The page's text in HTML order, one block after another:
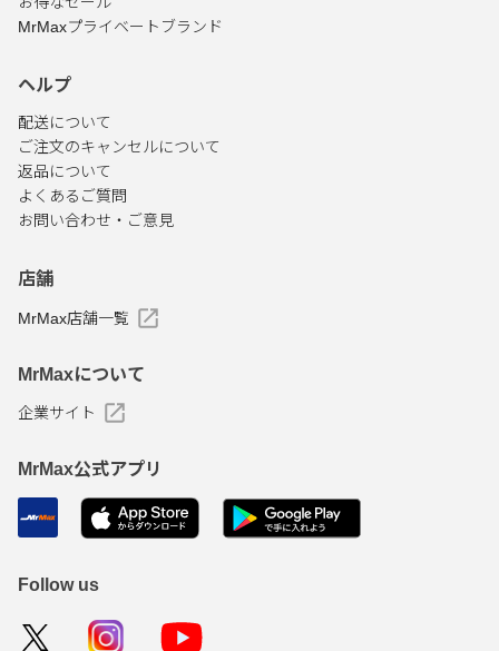
MrMaxプライベートブランド
ヘルプ
配送について
ご注文のキャンセルについて
返品について
よくあるご質問
お問い合わせ・ご意見
店舗
MrMax店舗一覧
MrMaxについて
企業サイト
MrMax公式アプリ
Follow us